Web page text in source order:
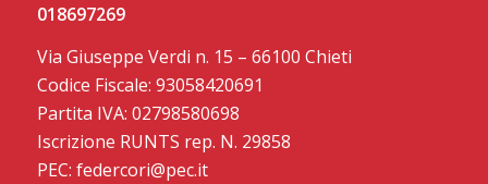
018697269
Via Giuseppe Verdi n. 15 – 66100 Chieti
Codice Fiscale: 93058420691
Partita IVA: 02798580698
Iscrizione RUNTS rep. N. 29858
PEC: federcori@pec.it